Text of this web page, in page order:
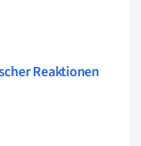
Reaktionen